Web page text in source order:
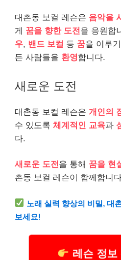
대촌동 보컬 레슨은 음악을
게 꿈을 향한 도전을 응원합
우, 밴드 보컬 등 꿈을 이루
든 사람들을 환영합니다.
새로운 도전
대촌동 보컬 레슨은 개인의
수 있도록 체계적인 교육과
다.
새로운 도전을 통해 꿈을 현
촌동 보컬 레슨이 함께합니
노래 실력 향상의 비밀, 대
보세요!
레슨 정보